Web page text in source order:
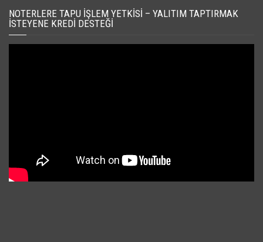
NOTERLERE TAPU İŞLEM YETKISI – YALITIM TAPTIRMAK
İSTEYENE KREDI DESTEĞI